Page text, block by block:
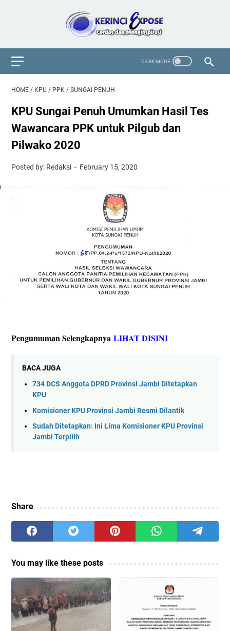
HOME / KPU / PPK / SUNGAI PENUH
KPU Sungai Penuh Umumkan Hasil Tes
Wawancara PPK untuk Pilgub dan
Pilwako 2020
Posted by: Redaksi February 15, 2020
Pengumuman Selengkapnya LIHAT DISINI
BACA JUGA
734 DCS Anggota DPRD Provinsi Jambi Ditetapkan
KPU
Komisioner KPU Provinsi Jambi Resmi Dilantik
Sudah Ditetapkan: Ini Lima Komisioner KPU Provinsi
Jambi Terpilih
Share
You may like these posts